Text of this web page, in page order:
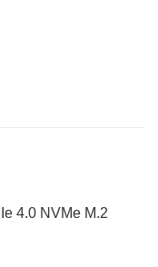
4.0 NVMe M.2